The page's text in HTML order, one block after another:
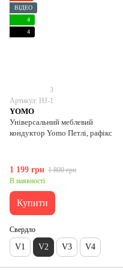
ВІДЕО
4
4
3
Артикул: HJ-1
YOMO
Універсальний меблевий
кондуктор Yomo Петлі, рафікс
1 199 грн 1 800 грн
В наявності
Купити
Свердло
V1 V2 V3 V4